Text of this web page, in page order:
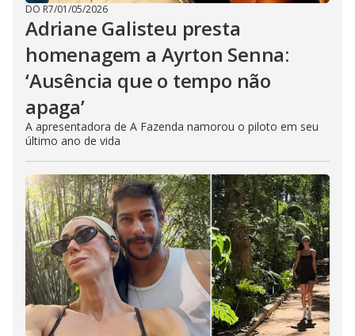
DO R7/01/05/2026
Adriane Galisteu presta
homenagem a Ayrton Senna:
‘Ausência que o tempo não
apaga’
A apresentadora de A Fazenda namorou o piloto em seu
último ano de vida